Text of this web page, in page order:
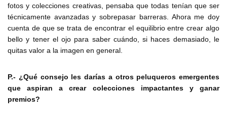
fotos y colecciones creativas, pensaba que todas tenían que ser
técnicamente avanzadas y sobrepasar barreras. Ahora me doy
cuenta de que se trata de encontrar el equilibrio entre crear algo
bello y tener el ojo para saber cuándo, si haces demasiado, le
quitas valor a la imagen en general.
P.- ¿Qué consejo les darías a otros peluqueros emergentes
que aspiran a crear colecciones impactantes y ganar
premios?